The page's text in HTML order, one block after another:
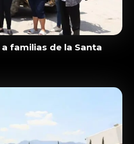
familias de la Santa